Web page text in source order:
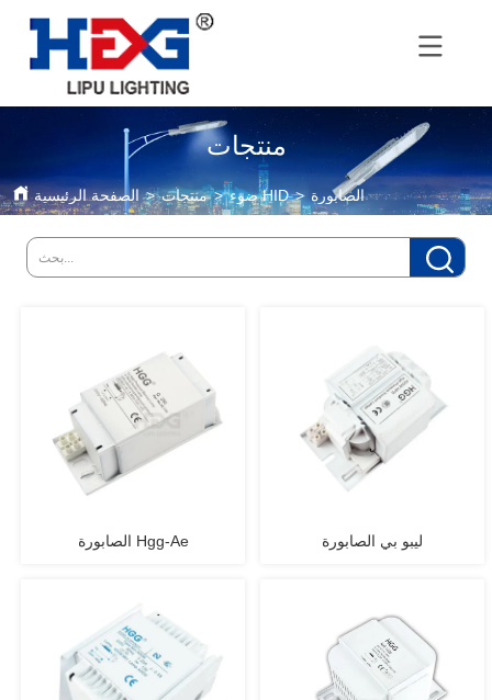
منتجات
الصفحة الرئيسية > منتجات > ضوء HID > الصابورة
الصابورة Hgg-Ae ليبو بي الصابورة